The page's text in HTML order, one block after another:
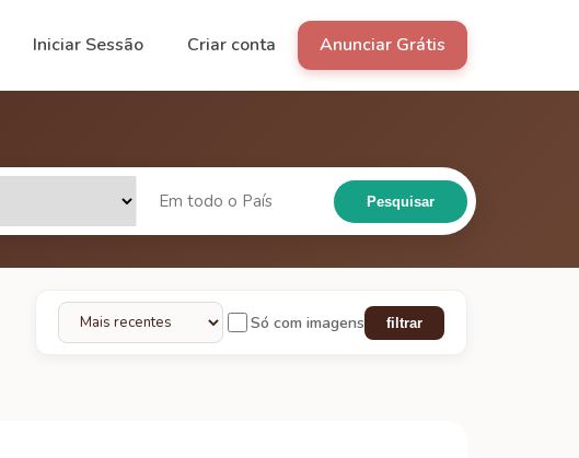
Iniciar Sessão Criar conta Anunciar Grátis
Pesquisar
Só com imagens filtrar